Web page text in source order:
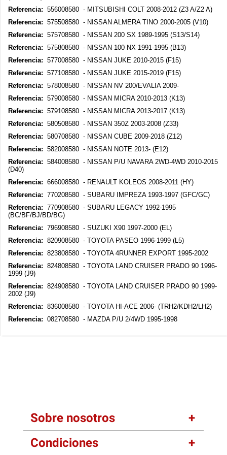
Referencia: 556008580 - MITSUBISHI COLT 2008-2012 (Z3 A/Z2 A)
Referencia: 575508580 - NISSAN ALMERA TINO 2000-2005 (V10)
Referencia: 575708580 - NISSAN 200 SX 1989-1995 (S13/S14)
Referencia: 575808580 - NISSAN 100 NX 1991-1995 (B13)
Referencia: 577008580 - NISSAN JUKE 2010-2015 (F15)
Referencia: 577108580 - NISSAN JUKE 2015-2019 (F15)
Referencia: 578008580 - NISSAN NV 200/EVALIA 2009-
Referencia: 579008580 - NISSAN MICRA 2010-2013 (K13)
Referencia: 579108580 - NISSAN MICRA 2013-2017 (K13)
Referencia: 580508580 - NISSAN 350Z 2003-2008 (Z33)
Referencia: 580708580 - NISSAN CUBE 2009-2018 (Z12)
Referencia: 582008580 - NISSAN NOTE 2013- (E12)
Referencia: 584008580 - NISSAN P/U NAVARA 2WD-4WD 2010-2015
(D40)
Referencia: 666008580 - RENAULT KOLEOS 2008-2011 (HY)
Referencia: 770208580 - SUBARU IMPREZA 1993-1997 (GFC/GC)
Referencia: 770908580 - SUBARU LEGACY 1992-1995
(BC/BF/BJ/BD/BG)
Referencia: 796908580 - SUZUKI X90 1997-2000 (EL)
Referencia: 820908580 - TOYOTA PASEO 1996-1999 (L5)
Referencia: 823808580 - TOYOTA 4RUNNER EXPORT 1995-2002
Referencia: 824808580 - TOYOTA LAND CRUISER PRADO 90 1996-
1999 (J9)
Referencia: 824908580 - TOYOTA LAND CRUISER PRADO 90 1999-
2002 (J9)
Referencia: 836008580 - TOYOTA HI-ACE 2006- (TRH2/KDH2/LH2)
Referencia: 082708580 - MAZDA P/U 2/4WD 1995-1998
Sobre nosotros
Condiciones